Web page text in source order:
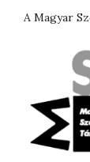
A Magyar